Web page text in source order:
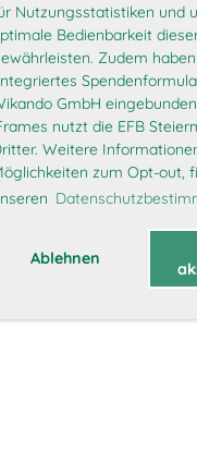
Nutzungsstatistiken und
Bedienbarkeit
Zudem
GmbH
nutzt die EFB
Weitere
zum Opt-out,
Ablehnen